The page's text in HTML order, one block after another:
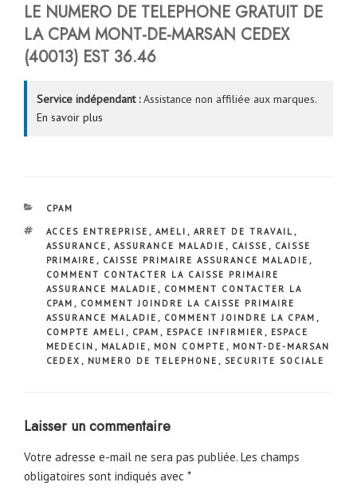
LE NUMERO DE TELEPHONE GRATUIT DE
LA CPAMMONT-DE-MARSAN CEDEX
(40013) EST 36.46
Service indépendant :Assistance non affiliée aux marques.
En savoir plus
CATÉGORIES
CPAM
ÉTIQUETTES
ACCES ENTREPRISE , AMELI , ARRET DE TRAVAIL ,
ASSURANCE , ASSURANCE MALADIE , CAISSE , CAISSE
PRIMAIRE , CAISSE PRIMAIRE ASSURANCE MALADIE ,
COMMENT CONTACTER LA CAISSE PRIMAIRE
ASSURANCE MALADIE , COMMENT CONTACTER LA
CPAM , COMMENT JOINDRE LA CAISSE PRIMAIRE
ASSURANCE MALADIE , COMMENT JOINDRE LA CPAM ,
COMPTE AMELI , CPAM , ESPACE INFIRMIER , ESPACE
MEDECIN , MALADIE , MON COMPTE , MONT-DE-MARSAN
CEDEX , NUMERO DE TELEPHONE , SECURITE SOCIALE
Laisser un commentaire
Votre adresse e-mail ne sera pas publiée. Les champs
obligatoires sont indiqués avec *